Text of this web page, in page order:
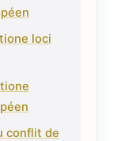
loci
conflit de